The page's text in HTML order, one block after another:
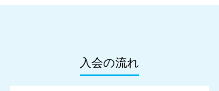
入会の流れ